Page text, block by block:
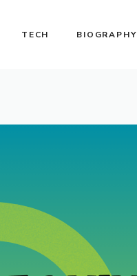
TECH BIOGRAPHY